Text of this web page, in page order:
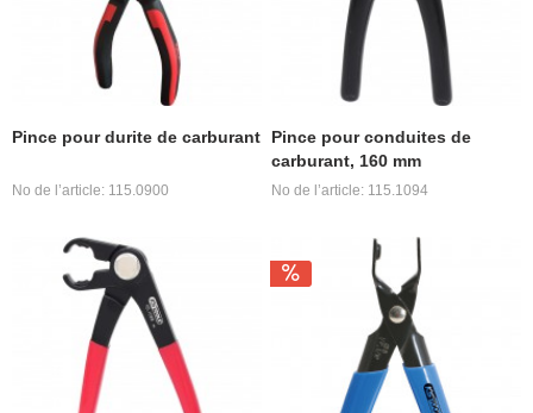
Pince pour durite de carburant
No de l’article: 115.0900
Pince pour conduites de
carburant, 160 mm
No de l’article: 115.1094